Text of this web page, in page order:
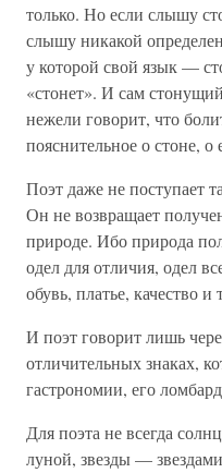
только. Но если слышу
слышу никакой
у которой свой язык —
«стонет». И сам
нежели говорит, что
пояснительное о стоне, о
Поэт даже не поступает
Он не возвращает
природе. Ибо природа
одел для отличия, одел
обувь, платье, качество и
И поэт говорит лишь
отличительных знаках,
гастрономии, его
Для поэта не всегда
луной, звезды —